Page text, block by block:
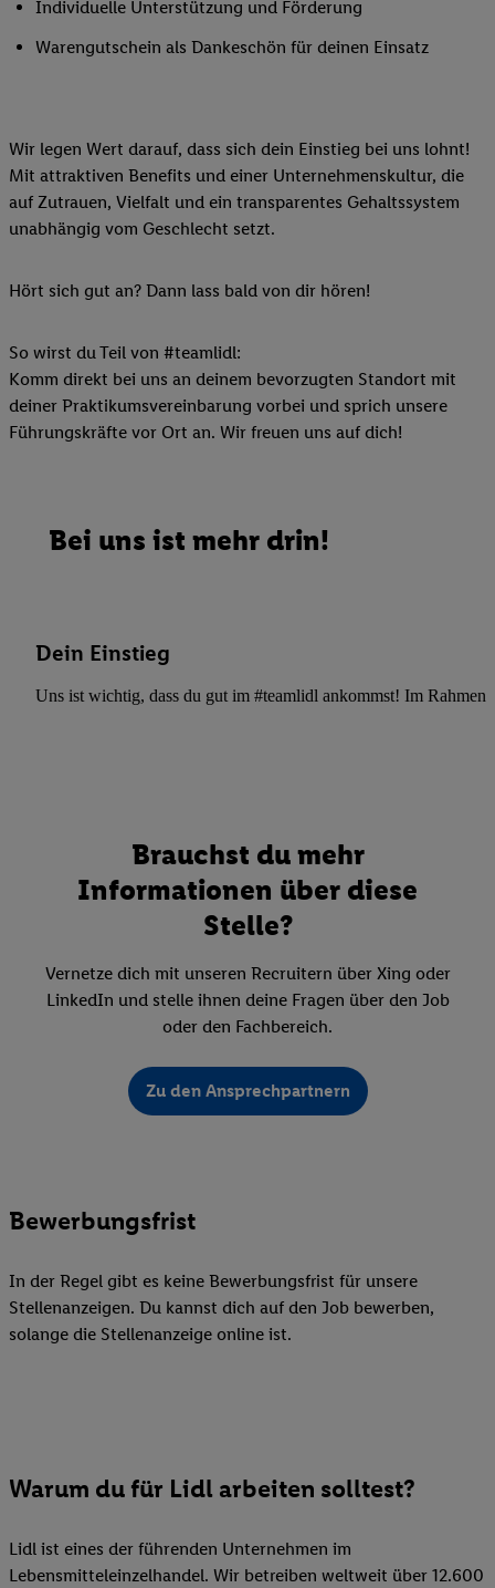
Individuelle Unterstützung und Förderung
Warengutschein als Dankeschön für deinen Einsatz
Wir legen Wert darauf, dass sich dein Einstieg bei uns lohnt!
Mit attraktiven Benefits und einer Unternehmenskultur, die
auf Zutrauen, Vielfalt und ein transparentes Gehaltssystem
unabhängig vom Geschlecht setzt.
Hört sich gut an? Dann lass bald von dir hören!
So wirst du Teil von #teamlidl:
Komm direkt bei uns an deinem bevorzugten Standort mit
deiner Praktikumsvereinbarung vorbei und sprich unsere
Führungskräfte vor Ort an. Wir freuen uns auf dich!
Bei uns ist mehr drin!
Dein Einstieg
Uns ist wichtig, dass du gut im #teamlidl ankommst! Im Rahmen
Brauchst du mehr
Informationen über diese
Stelle?
Vernetze dich mit unseren Recruitern über Xing oder
LinkedIn und stelle ihnen deine Fragen über den Job
oder den Fachbereich.
Zu den Ansprechpartnern
Bewerbungsfrist
In der Regel gibt es keine Bewerbungsfrist für unsere
Stellenanzeigen. Du kannst dich auf den Job bewerben,
solange die Stellenanzeige online ist.
Warum du für Lidl arbeiten solltest?
Lidl ist eines der führenden Unternehmen im
Lebensmitteleinzelhandel. Wir betreiben weltweit über 12.600